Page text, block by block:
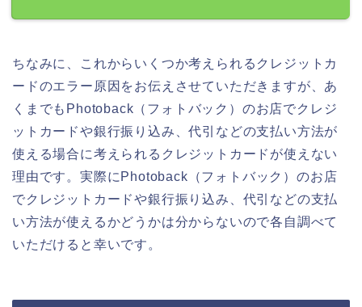
ちなみに、これからいくつか考えられるクレジットカ
ードのエラー原因をお伝えさせていただきますが、あ
くまでもPhotoback（フォトバック）のお店でクレジ
ットカードや銀行振り込み、代引などの支払い方法が
使える場合に考えられるクレジットカードが使えない
理由です。実際にPhotoback（フォトバック）のお店
でクレジットカードや銀行振り込み、代引などの支払
い方法が使えるかどうかは分からないので各自調べて
いただけると幸いです。